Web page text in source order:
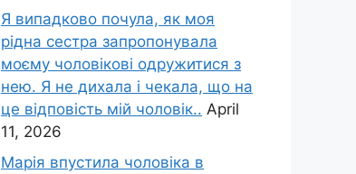
Я випадково почула, як моя
рідна сестра запропонувала
моєму чоловікові одружитися з
нею. Я не дихала і чекала, що на
це відповість мій чоловік.. April
11, 2026
Марія впустила чоловіка в